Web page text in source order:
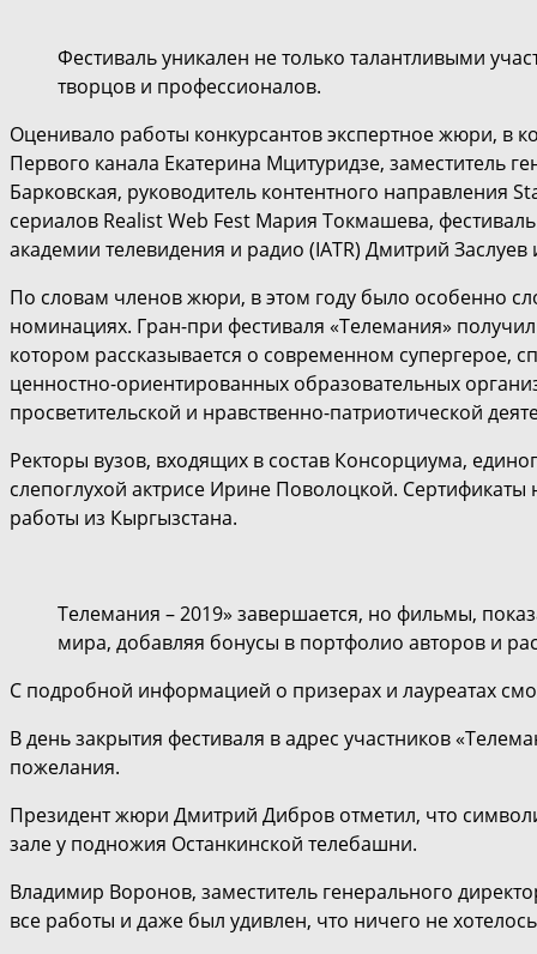
Фестиваль уникален не только талантливыми
творцов и профессионалов.
Оценивало работы конкурсантов экспертное жюри, в
Первого канала Екатерина Мцитуридзе, заместитель
Барковская, руководитель контентного
сериалов Realist Web Fest Мария Токмашева,
академии телевидения и радио (IATR) Дмитрий Заслуев
По словам членов жюри, в этом году было особенно
номинациях. Гран-при фестиваля «Телемания»
котором рассказывается о современном
ценностно-ориентированных образовательных
просветительской и нравственно-патриотической
Ректоры вузов, входящих в состав Консорциума,
слепоглухой актрисе Ирине Поволоцкой.
работы из Кыргызстана.
Телемания – 2019» завершается, но фильмы,
мира, добавляя бонусы в портфолио авторов и
С подробной информацией о призерах и лауреатах
В день закрытия фестиваля в адрес участников
пожелания.
Президент жюри Дмитрий Дибров отметил, что
зале у подножия Останкинской телебашни.
Владимир Воронов, заместитель генерального
все работы и даже был удивлен, что ничего не